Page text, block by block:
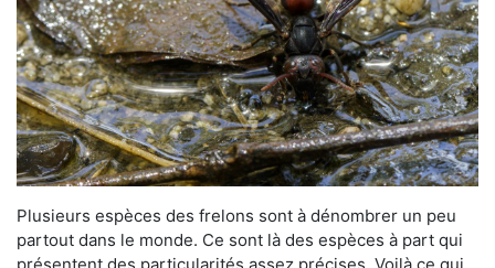
Plusieurs espèces des frelons sont à dénombrer un peu
partout dans le monde. Ce sont là des espèces à part qui
présentent des particularités assez précises. Voilà ce qui